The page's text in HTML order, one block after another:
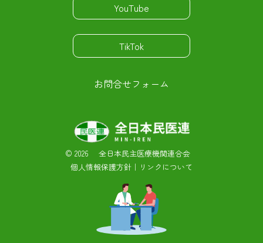
YouTube
TikTok
お問合せフォーム
© 2026 全日本民主医療機関連合会
個人情報保護方針 ｜ リンクについて